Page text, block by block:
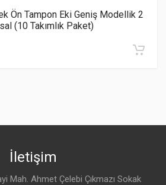
Ön Tampon Eki Geniş Modellik 2
(10 Takımlık Paket)
İletişim
Mah. Ahmet Çelebi Çıkmazı Sokak